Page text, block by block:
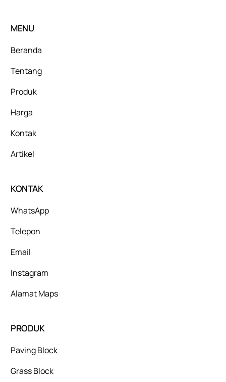
MENU
Beranda
Tentang
Produk
Harga
Kontak
Artikel
KONTAK
WhatsApp
Telepon
Email
Instagram
Alamat Maps
PRODUK
Paving Block
Grass Block